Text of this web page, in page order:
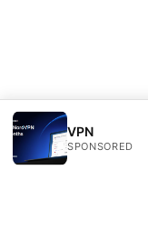
VPN
SPONSORED